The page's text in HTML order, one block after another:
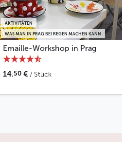
WAS MAN IN PRAG BEI REGEN MACHEN KANN
AKTIVITÄTEN
Emaille-Workshop in Prag
14.50 € / Stück